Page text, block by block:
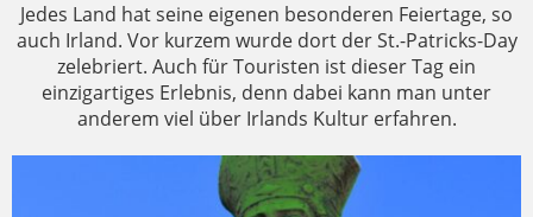
Jedes Land hat seine eigenen besonderen Feiertage, so
auch Irland. Vor kurzem wurde dort der St.-Patricks-Day
zelebriert. Auch für Touristen ist dieser Tag ein
einzigartiges Erlebnis, denn dabei kann man unter
anderem viel über Irlands Kultur erfahren.